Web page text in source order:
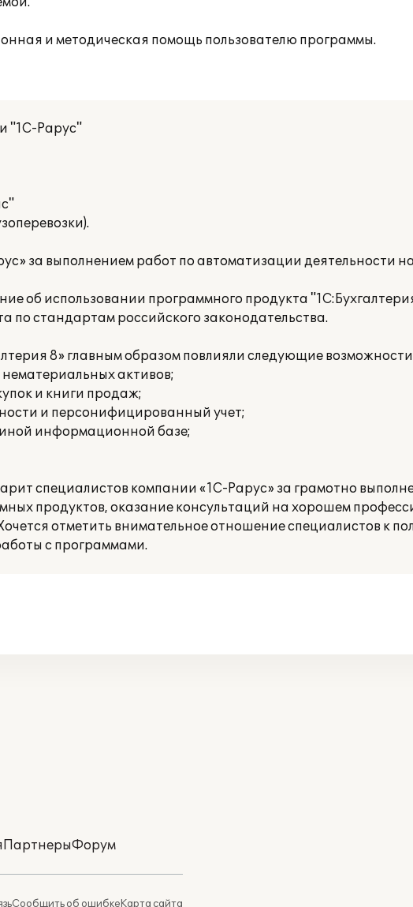
и методическая помощь пользователю программы.
"1С-Рарус"
за выполнением работ по автоматизации деятельности
об использовании программного продукта
по стандартам российского законодательства.
8» главным образом повлияли следующие
активов;
и книги продаж;
и персонифицированный учет;
информационной базе;
специалистов компании «1С-Рарус» за грамотно
продуктов, оказание консультаций на хорошем
отметить внимательное отношение специалистов к
с программами.
ПартнерыФорум
Сообщить об ошибкеКарта сайта